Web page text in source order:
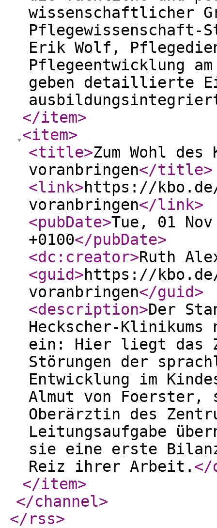
wissenschaftlicher
Pflegewissenschaft-
Erik Wolf,
Pflegeentwicklung
geben detaillierte
</item>
<item>
<title>Zum Wohl des
voranbringen</title>
<link>https://kbo.de/
voranbringen</link>
<pubDate>Tue, 01
+0100</pubDate>
<dc:creator>Ruth
<guid>https://kbo.de/
voranbringen</guid>
<description>Der
Heckscher-Klinikums
ein: Hier liegt das
Störungen der
Entwicklung im
Almut von Foerster,
Oberärztin des
Leitungsaufgabe
sie eine erste
Reiz ihrer Arbeit. </
</item>
</channel>
</rss>